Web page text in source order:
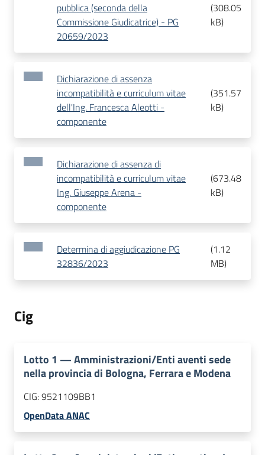
pubblica (seconda della
Commissione Giudicatrice) - PG
20659/2023
(308.05
kB)
Dichiarazione di assenza
incompatibilità e curriculum vitae
dell'Ing. Francesca Aleotti -
componente
(351.57
kB)
Dichiarazione di assenza di
incompatibilità e curriculum vitae
Ing. Giuseppe Arena -
componente
(673.48
kB)
Determina di aggiudicazione PG
32836/2023
(1.12
MB)
Cig
Lotto 1 —Amministrazioni/Enti aventi sede
nella provincia di Bologna, Ferrara e Modena
CIG:9521109BB1
OpenData ANAC